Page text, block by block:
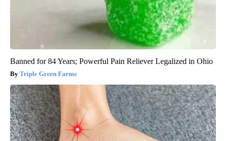
Banned for 84 Years; Powerful Pain Reliever Legalized in Ohio
Triple Green Farms